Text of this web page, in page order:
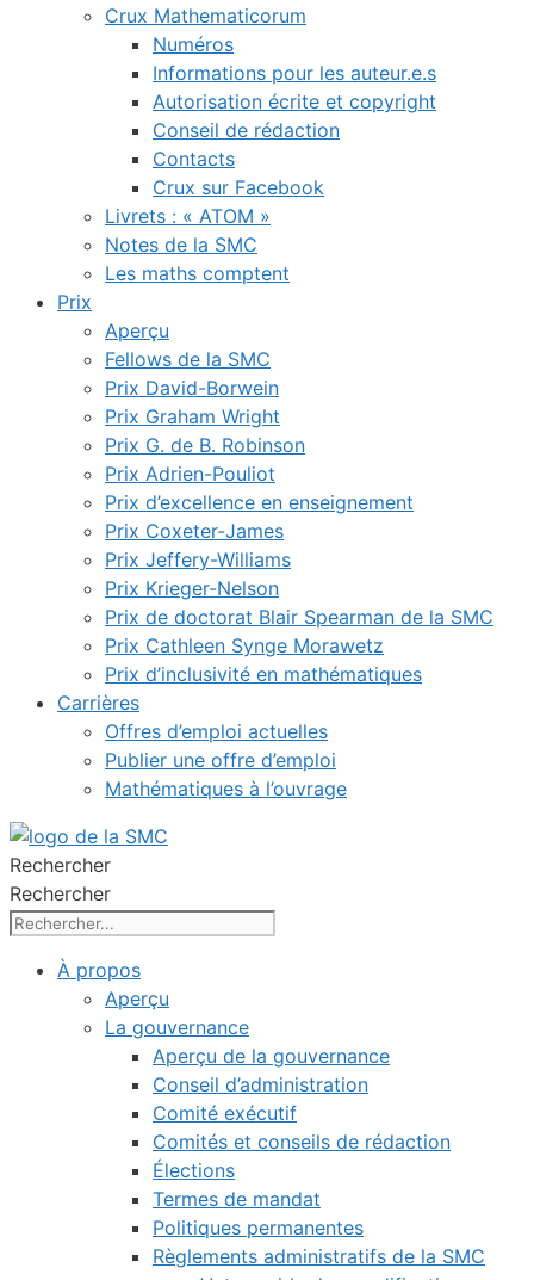
Crux Mathematicorum
Numéros
Informations pour les auteur.e.s
Autorisation écrite et copyright
Conseil de rédaction
Contacts
Crux sur Facebook
Livrets : « ATOM »
Notes de la SMC
Les maths comptent
Prix
Aperçu
Fellows de la SMC
Prix David-Borwein
Prix Graham Wright
Prix G. de B. Robinson
Prix Adrien-Pouliot
Prix d’excellence en enseignement
Prix Coxeter-James
Prix Jeffery-Williams
Prix Krieger-Nelson
Prix de doctorat Blair Spearman de la SMC
Prix Cathleen Synge Morawetz
Prix d’inclusivité en mathématiques
Carrières
Offres d’emploi actuelles
Publier une offre d’emploi
Mathématiques à l’ouvrage
Rechercher
Rechercher
À propos
Aperçu
La gouvernance
Aperçu de la gouvernance
Conseil d’administration
Comité exécutif
Comités et conseils de rédaction
Élections
Termes de mandat
Politiques permanentes
Règlements administratifs de la SMC